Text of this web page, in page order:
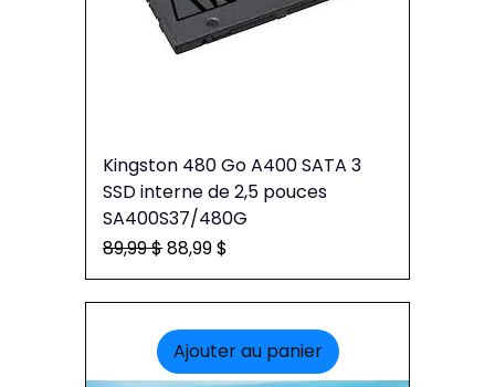
Kingston 480 Go A400 SATA 3
SSD interne de 2,5 pouces
SA400S37/480G
Prix original
89,99 $Prix promotionnel
88,99 $
Ajouter au panier